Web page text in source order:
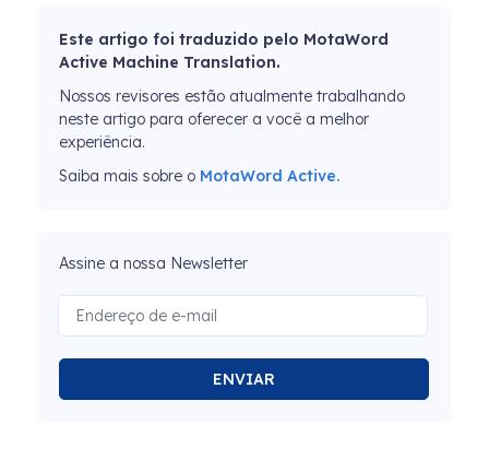
Este artigo foi traduzido pelo MotaWord
Active Machine Translation.
Nossos revisores estão atualmente trabalhando
neste artigo para oferecer a você a melhor
experiência.
Saiba mais sobre o MotaWord Active.
Assine a nossa Newsletter
ENVIAR